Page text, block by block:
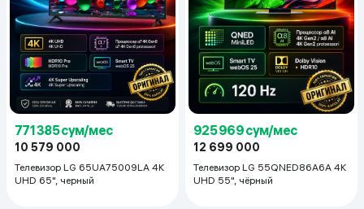
771 385 сум/мес
10 579 000
Телевизор LG 65UA75009LA 4K
UHD 65", черный
925 969 сум/мес
12 699 000
Телевизор LG 55QNED86A6A 4K
UHD 55", чёрный